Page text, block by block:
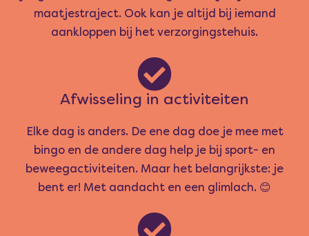
maatjestraject. Ook kan je altijd bij iemand
aankloppen bij het verzorgingstehuis.
Afwisseling in activiteiten
Elke dag is anders. De ene dag doe je mee met
bingo en de andere dag help je bij sport- en
beweegactiviteiten. Maar het belangrijkste: je
bent er! Met aandacht en een glimlach. 😊